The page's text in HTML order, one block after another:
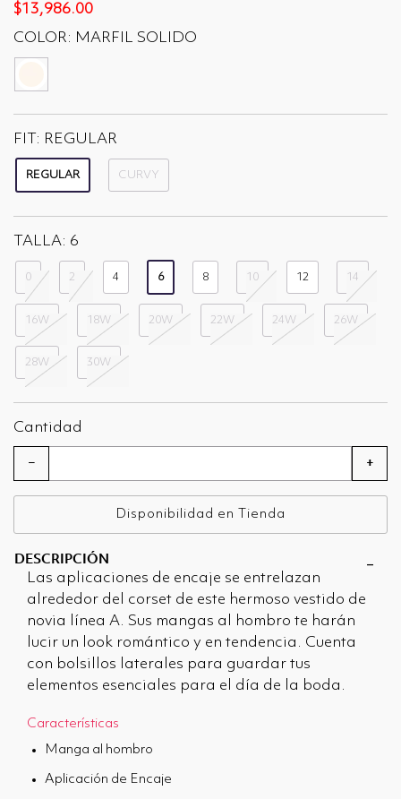
$13,986.00
COLOR: MARFIL SOLIDO
FIT: REGULAR
REGULAR CURVY
TALLA: 6
0 2 4 6
seleccionado
8 10 12 14
16W 18W 20W 22W 24W 26W
28W 30W
Cantidad
− +
Disponibilidad en Tienda
DESCRIPCIÓN
Las aplicaciones de encaje se entrelazan
alrededor del corset de este hermoso vestido de
novia línea A. Sus mangas al hombro te harán
lucir un look romántico y en tendencia. Cuenta
con bolsillos laterales para guardar tus
elementos esenciales para el día de la boda.
Características
Manga al hombro
Aplicación de Encaje